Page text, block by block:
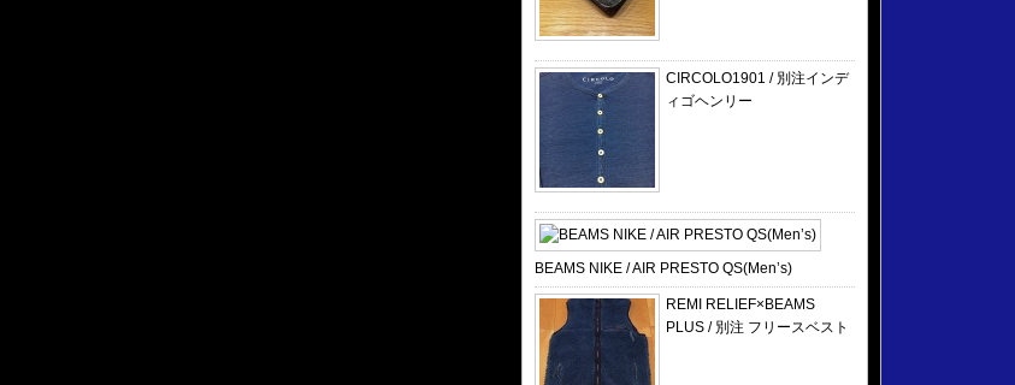
CIRCOLO1901 / 別注インデ
ィゴヘンリー
BEAMS NIKE / AIR PRESTO QS(Men’s)
REMI RELIEF×BEAMS
PLUS / 別注 フリースベスト